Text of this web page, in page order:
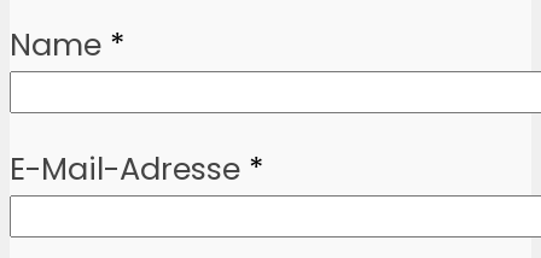
Name *
E-Mail-Adresse *